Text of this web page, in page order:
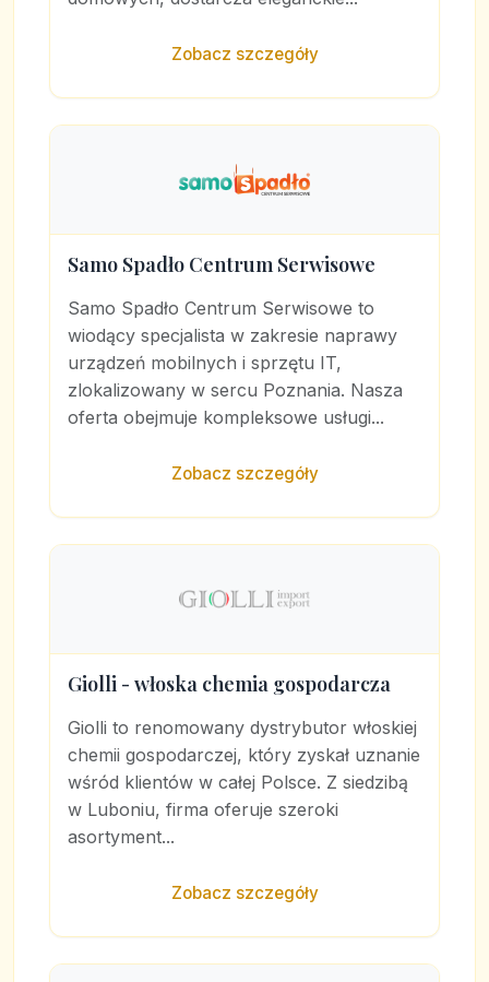
Zobacz szczegóły
Samo Spadło Centrum Serwisowe
Samo Spadło Centrum Serwisowe to
wiodący specjalista w zakresie naprawy
urządzeń mobilnych i sprzętu IT,
zlokalizowany w sercu Poznania. Nasza
oferta obejmuje kompleksowe usługi...
Zobacz szczegóły
Giolli - włoska chemia gospodarcza
Giolli to renomowany dystrybutor włoskiej
chemii gospodarczej, który zyskał uznanie
wśród klientów w całej Polsce. Z siedzibą
w Luboniu, firma oferuje szeroki
asortyment...
Zobacz szczegóły